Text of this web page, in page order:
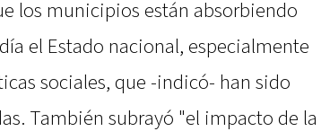
los municipios están absorbiendo
el Estado nacional, especialmente
sociales, que -indicó- han sido
También subrayó "el impacto de la